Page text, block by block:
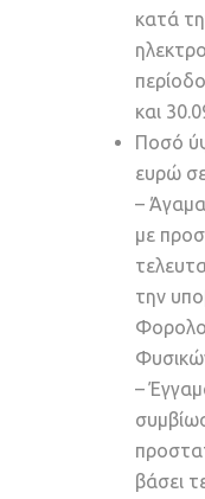
κατά
και
Ποσό
ευρώ
–
με
την
–
βάσει